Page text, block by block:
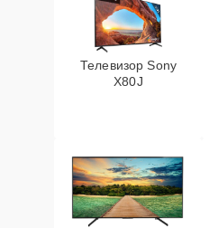
Телевизор Sony
X80J